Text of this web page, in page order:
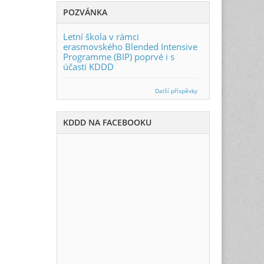
POZVÁNKA
Letní škola v rámci
erasmovského Blended Intensive
Programme (BIP) poprvé i s
účastí KDDD
Další příspěvky
KDDD NA FACEBOOKU
ř
i
j
m
m
a